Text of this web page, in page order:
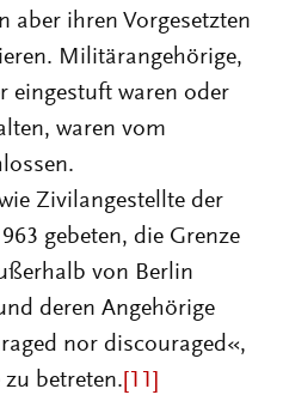
aber ihren Vorgesetzten
Militärangehörige,
eingestuft waren oder
waren vom
Zivilangestellte der
gebeten, die Grenze
von Berlin
deren Angehörige
nor discouraged«,
betreten. [11]